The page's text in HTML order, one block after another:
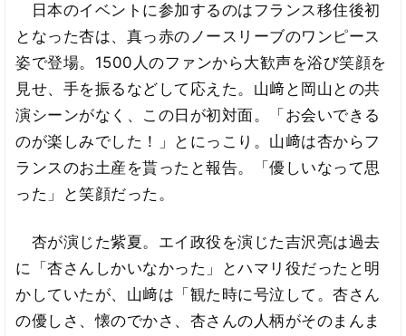
日本のイベントに参加するのはフランス移住後初
となった杏は、真っ赤のノースリーブのワンピース
姿で登場。1500人のファンから大歓声を浴び笑顔を
見せ、手を振るなどして応えた。山﨑と岡山との共
演シーンがなく、この日が初対面。「お会いできる
のが楽しみでした！」とにっこり。山﨑は杏からフ
ランスのお土産を貰ったと報告。「優しいなって思
った」と笑顔だった。
杏が演じた紫夏。エイ政役を演じた吉沢亮は過去
に「杏さんしかいなかった」とハマリ役だったと明
かしていたが、山﨑は「観た時に号泣して。杏さん
の優しさ、懐のでかさ、杏さんの人柄がそのまんま